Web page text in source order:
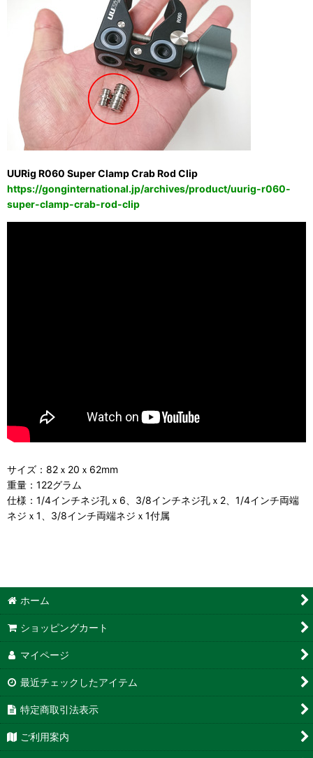
UURig R060 Super Clamp Crab Rod Clip
https://gonginternational.jp/archives/product/uurig-r060-
super-clamp-crab-rod-clip
サイズ：82ｘ20ｘ62mm
重量：122グラム
仕様：1/4インチネジ孔ｘ6、3/8インチネジ孔ｘ2、1/4インチ両端
ネジｘ1、3/8インチ両端ネジｘ1付属
ホーム
ショッピングカート
マイページ
最近チェックしたアイテム
特定商取引法表示
ご利用案内